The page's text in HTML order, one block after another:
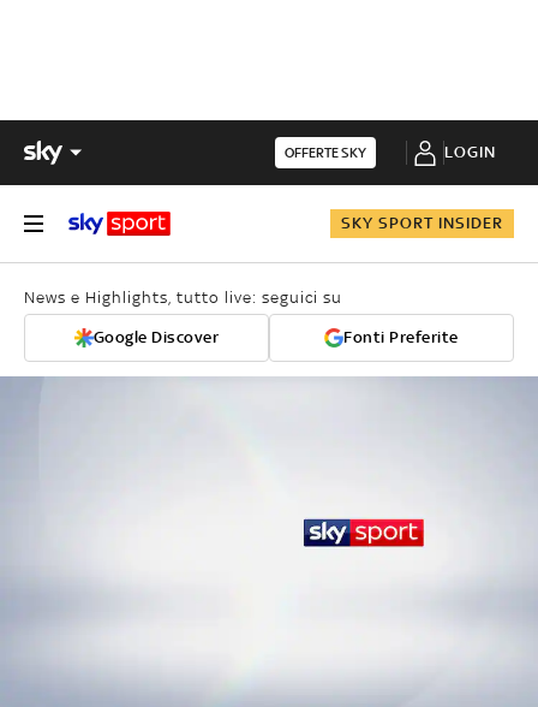
OFFERTE SKY LOGIN
SKY SPORT INSIDER
News e Highlights, tutto live: seguici su
Google Discover Fonti Preferite